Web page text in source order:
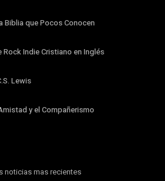
Biblia que Pocos Conocen
Indie Cristiano en Inglés
Lewis
y el Compañerismo
noticias mas recientes